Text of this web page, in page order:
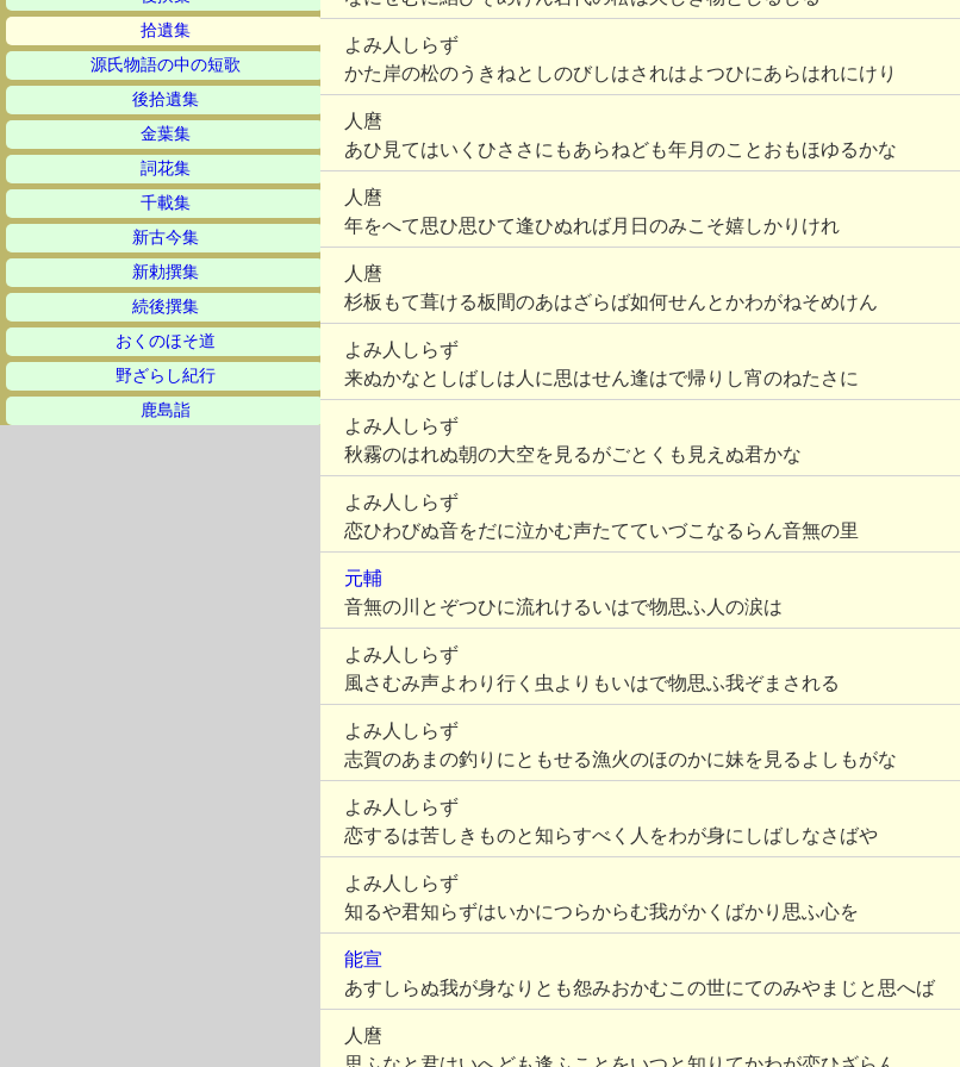
拾遺集
源氏物語の中の短歌
後拾遺集
金葉集
詞花集
千載集
新古今集
新勅撰集
続後撰集
おくのほそ道
野ざらし紀行
鹿島詣
よみ人しらず
かた岸の松のうきねとしのびしはされはよつひにあらはれにけり
人麿
あひ見てはいくひささにもあらねども年月のことおもほゆるかな
人麿
年をへて思ひ思ひて逢ひぬれば月日のみこそ嬉しかりけれ
人麿
杉板もて葺ける板間のあはざらば如何せんとかわがねそめけん
よみ人しらず
来ぬかなとしばしは人に思はせん逢はで帰りし宵のねたさに
よみ人しらず
秋霧のはれぬ朝の大空を見るがごとくも見えぬ君かな
よみ人しらず
恋ひわびぬ音をだに泣かむ声たてていづこなるらん音無の里
元輔
音無の川とぞつひに流れけるいはで物思ふ人の涙は
よみ人しらず
風さむみ声よわり行く虫よりもいはで物思ふ我ぞまされる
よみ人しらず
志賀のあまの釣りにともせる漁火のほのかに妹を見るよしもがな
よみ人しらず
恋するは苦しきものと知らすべく人をわが身にしばしなさばや
よみ人しらず
知るや君知らずはいかにつらからむ我がかくばかり思ふ心を
能宣
あすしらぬ我が身なりとも怨みおかむこの世にてのみやまじと思へば
人麿